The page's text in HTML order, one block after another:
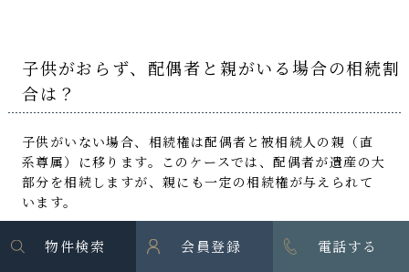
子供がおらず、配偶者と親がいる場合の相続割
合は？
子供がいない場合、相続権は配偶者と被相続人の親（直
系尊属）に移ります。このケースでは、配偶者が遺産の大
部分を相続しますが、親にも一定の相続権が与えられて
います。
物件検索 会員登録 電話する